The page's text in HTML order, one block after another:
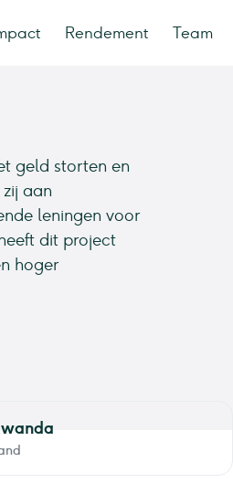
Rendement Team
geld storten en
aan
leningen voor
dit project
hoger